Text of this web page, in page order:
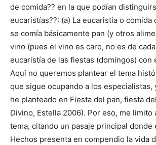
de comida?? en la que podían
eucaristías??: (a) La eucaristía o comida
se comía básicamente pan (y otros
vino (pues el vino es caro, no es de
eucaristía de las fiestas (domingos) con
Aquí no queremos plantear el tema
que sigue ocupando a los especialistas,
he planteado en Fiesta del pan, fiesta
Divino, Estella 2006). Por eso, me limito
tema, citando un pasaje principal donde
Hechos presenta en compendio la vida